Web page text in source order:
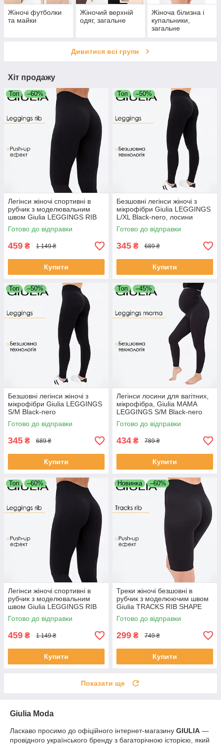
Жіночі футболки
та майки
Жіночий верхній
одяг, загальне
Жіноча білизна і
купальники,
загальне
Дивитися всі групи
Хіт продажу
Топ –60%
Легінси жіночі спортивні в
рубчик з моделювальним
швом Giulia LEGGINGS RIB
S/M Black-black, лосини
Джулія шов
Готово до відправки
459 ₴ 1 149 ₴
Купити
Топ –50%
Безшовні легінси жіночі з
мікрофібри Giulia LEGGINGS
L/XL Black-nero, лосини
Джулія для спорту
Готово до відправки
345 ₴ 689 ₴
Купити
Топ –50%
Безшовні легінси жіночі з
мікрофібри Giulia LEGGINGS
S/M Black-nero
Готово до відправки
345 ₴ 689 ₴
Купити
Топ –45%
Легінси лосини для вагітних,
мікрофібра, Giulia MAMA
LEGGINGS S/M Black-nero
безшовні мікрофібра, лосини
майбутніх мам
Готово до відправки
434 ₴ 789 ₴
Купити
Топ –60%
Легінси жіночі спортивні в
рубчик з моделювальним
швом Giulia LEGGINGS RIB
L/XL Black-black жіночі
обтислі легінси для спорту та
Готово до відправки
459 ₴ 1 149 ₴
Купити
Новинка –60%
Треки жіночі безшовні в
рубчик з моделюючим швом
Giulia TRACKS RIB SHAPE
L/XL Black-black спортивні
велосипедки
Готово до відправки
299 ₴ 749 ₴
Купити
Показати ще
Giulia Moda
Ласкаво просимо до офіційного інтернет-магазину GIULIA —
провідного українського бренду з багаторічною історією, який